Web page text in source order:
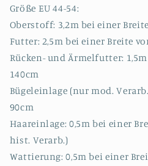
Größe EU 44-54:
Oberstoff: 3,2m bei einer
Futter: 2,5m bei einer Breite
Rücken- und Ärmelfutter:
140cm
Bügeleinlage (nur mod.
90cm
Haareinlage: 0,5m bei einer
hist. Verarb.)
Wattierung: 0,5m bei einer